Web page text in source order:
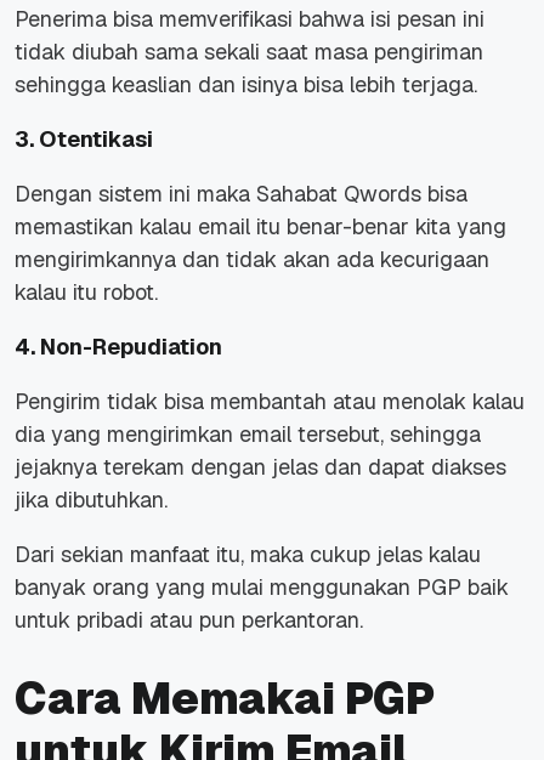
Penerima bisa memverifikasi bahwa isi pesan ini
tidak diubah sama sekali saat masa pengiriman
sehingga keaslian dan isinya bisa lebih terjaga.
3. Otentikasi
Dengan sistem ini maka Sahabat Qwords bisa
memastikan kalau email itu benar-benar kita yang
mengirimkannya dan tidak akan ada kecurigaan
kalau itu robot.
4. Non-Repudiation
Pengirim tidak bisa membantah atau menolak kalau
dia yang mengirimkan email tersebut, sehingga
jejaknya terekam dengan jelas dan dapat diakses
jika dibutuhkan.
Dari sekian manfaat itu, maka cukup jelas kalau
banyak orang yang mulai menggunakan PGP baik
untuk pribadi atau pun perkantoran.
Cara Memakai PGP